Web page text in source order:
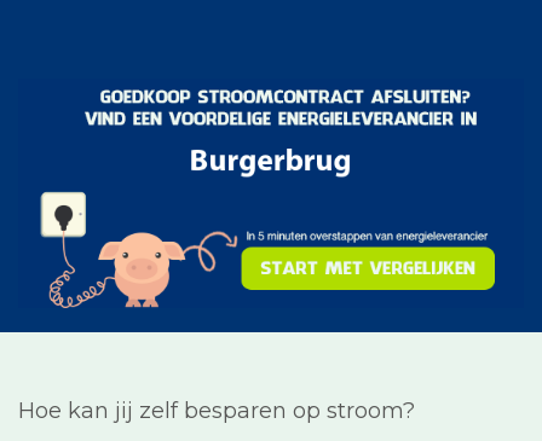
Hoe kan jij zelf besparen op stroom?